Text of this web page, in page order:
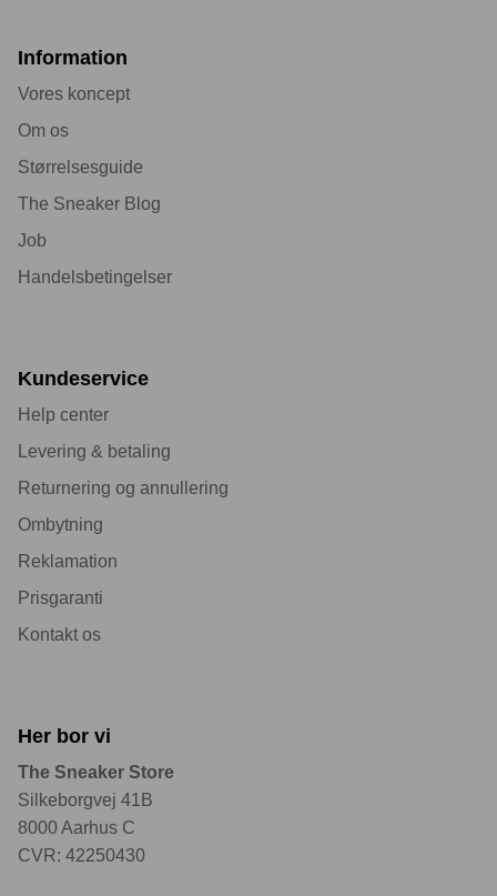
Information
Vores koncept
Om os
Størrelsesguide
The Sneaker Blog
Job
Handelsbetingelser
Kundeservice
Help center
Levering & betaling
Returnering og annullering
Ombytning
Reklamation
Prisgaranti
Kontakt os
Her bor vi
The Sneaker Store
Silkeborgvej 41B
8000 Aarhus C
CVR: 42250430